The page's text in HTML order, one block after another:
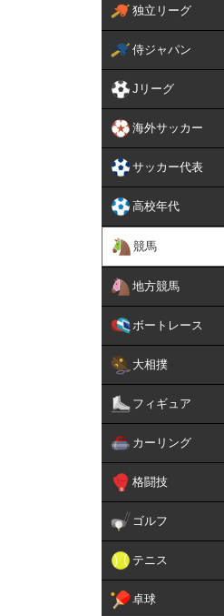
独立リーグ
侍ジャパン
Jリーグ
海外サッカー
サッカー代表
高校年代
競馬
地方競馬
ボートレース
大相撲
フィギュア
カーリング
格闘技
ゴルフ
テニス
卓球